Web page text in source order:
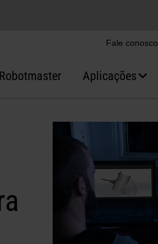
Fale conosco
Aplicações